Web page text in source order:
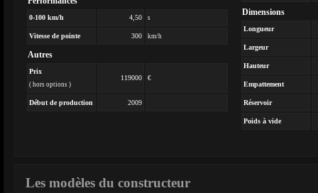
0-100 km/h 4,50 s
Vitesse de pointe 300 km/h
Autres
Prix
( hors options )
119000 €
Début de production 2009
Dimensions
Longueur
Largeur
Hauteur
Empattement
Réservoir
Poids à vide
Les modèles du constructeur